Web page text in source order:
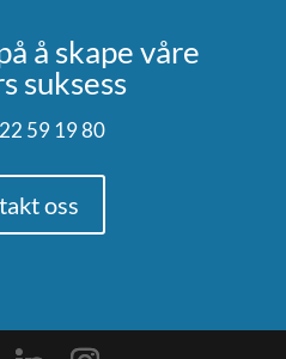
å skape våre
suksess
59 19 80
oss